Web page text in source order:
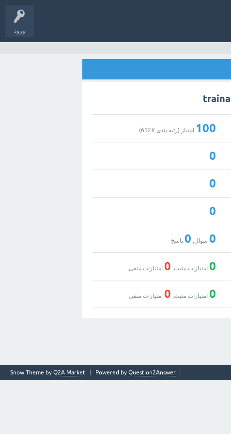
ورود
100 امتیاز (رتبه بندی #612
)
0
0
0
0 سوال, 0 پاسخ
0 امتیازات مثبت, 0 امتیازات منفی
0 امتیازات مثبت, 0 امتیازات منفی
Snow Theme by Q2A Market Powered by Question2Answer